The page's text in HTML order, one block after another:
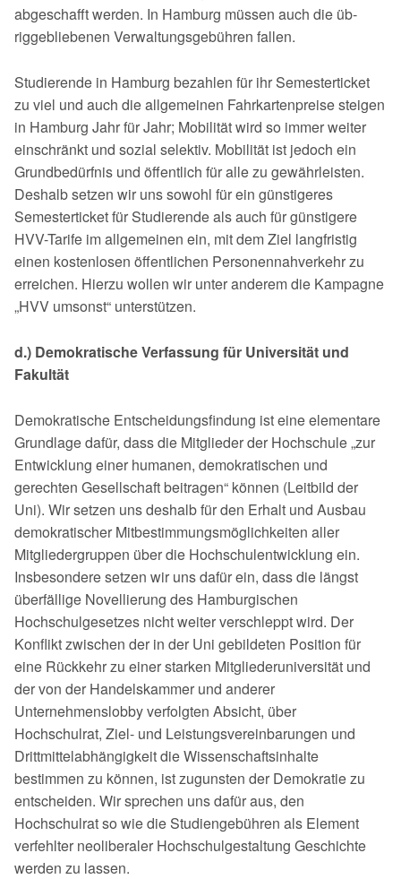
abgeschafft werden. In Hamburg müssen auch die üb­
riggebliebenen Verwaltungsgebühren fallen.
Studierende in Hamburg bezahlen für ihr Semesterticket
zu viel und auch die allgemeinen Fahrkartenpreise steigen
in Hamburg Jahr für Jahr; Mobilität wird so immer weiter
einschränkt und sozial selektiv. Mobilität ist jedoch ein
Grundbedürfnis und öffentlich für alle zu gewährleisten.
Deshalb setzen wir uns sowohl für ein günstigeres
Semesterticket für Studierende als auch für günstigere
HVV-Tarife im allgemeinen ein, mit dem Ziel langfristig
einen kos­tenlosen öffentlichen Personennahverkehr zu
erreichen. Hierzu wollen wir unter anderem die Kampagne
„HVV umsonst“ unterstützen.
d.) DemokratischeVerfassung für Universität und
Fakultät
Demokratische Entscheidungsfindung ist eine elementare
Grundlage dafür, dass die Mitglieder der Hochschule „zur
Entwicklung einer humanen, demokratischen und
gerechten Gesellschaft beitragen“ können (Leitbild der
Uni). Wir setzen uns deshalb für den Erhalt und Ausbau
demokratischer Mitbestimmungsmöglichkei­ten aller
Mitgliedergruppen über die Hochschulentwicklung ein.
Insbesondere setzen wir uns dafür ein, dass die längst
überfällige Novellierung des Hamburgi­schen
Hochschulgesetzes nicht weiter verschleppt wird. Der
Konflikt zwischen der in der Uni gebildeten Position für
eine Rückkehr zu einer starken Mitgliederu­niversität und
der von der Handelskammer und anderer
Unternehmenslobby ver­folgten Absicht, über
Hochschulrat, Ziel- und Leistungsvereinbarungen und
Dritt­mittelabhängigkeit die Wissenschaftsinhalte
bestimmen zu können, ist zugunsten der Demokratie zu
entscheiden. Wir sprechen uns dafür aus, den
Hochschulrat so wie die Studiengebühren als Element
verfehlter neoliberaler Hochschulgestaltung Geschichte
werden zu lassen.